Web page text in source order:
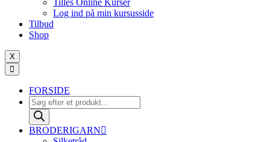
antal
Tilles Online Kurser
Log ind på min kursusside
Tilbud
Shop
X
FORSIDE
Products
search
BRODERIGARN